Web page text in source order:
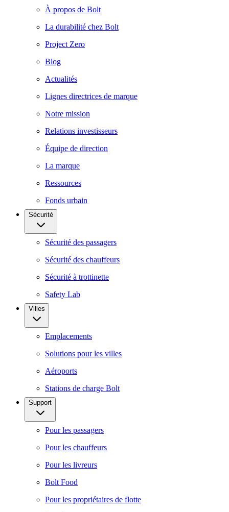
À propos de Bolt
La durabilité chez Bolt
Project Zero
Blog
Actualités
Lignes directrices de marque
Notre mission
Relations investisseurs
Équipe de direction
La marque
Ressources
Fonds urbain
Sécurité
Sécurité des passagers
Sécurité des chauffeurs
Sécurité à trottinette
Safety Lab
Villes
Emplacements
Solutions pour les villes
Aéroports
Stations de charge Bolt
Support
Pour les passagers
Pour les chauffeurs
Pour les livreurs
Bolt Food
Pour les propriétaires de flotte